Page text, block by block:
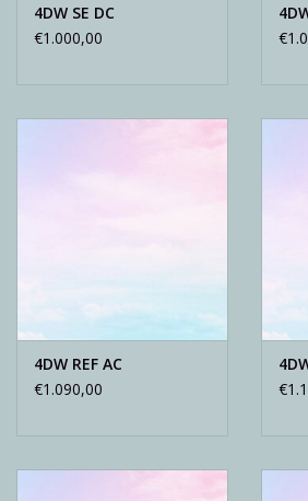
4DW SE DC
€1.000,00
4DW REF AC
€1.090,00